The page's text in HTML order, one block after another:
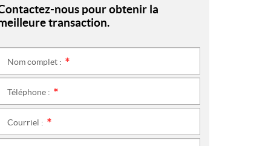
nous pour obtenir la
transaction.
Nom complet :
Téléphone :
Courriel :